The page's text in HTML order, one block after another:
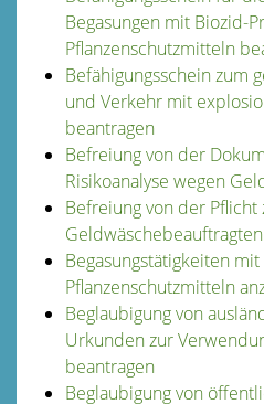
Begasungen mit Biozid-
Pflanzenschutzmitteln
Befähigungsschein zum
und Verkehr mit
beantragen
Befreiung von der
Risikoanalyse wegen
Befreiung von der
Begasungstätigkeiten
Pflanzenschutzmitteln
Beglaubigung von
Urkunden zur
beantragen
Beglaubigung von